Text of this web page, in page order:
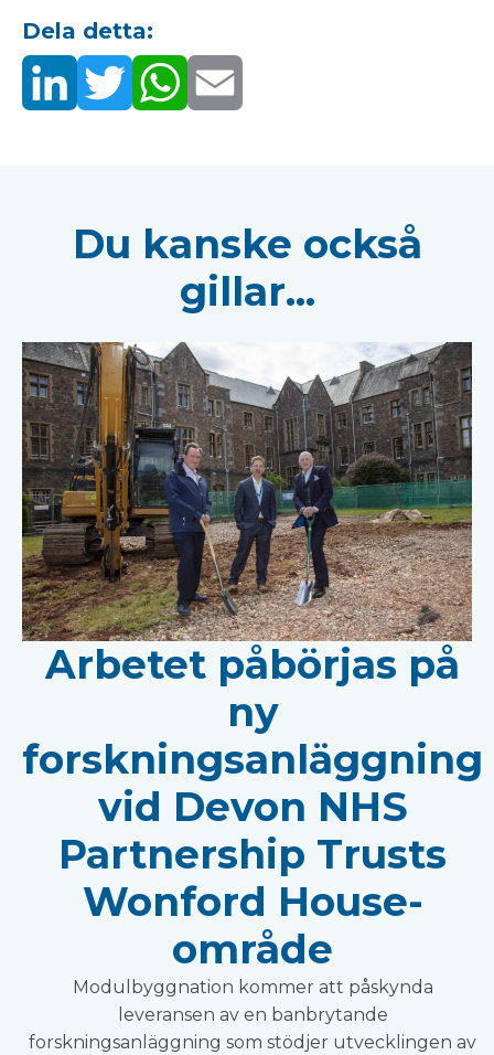
Dela detta:
Du kanske också
gillar...
Arbetet påbörjas på
ny
forskningsanläggning
vid Devon NHS
Partnership Trusts
Wonford House-
område
Modulbyggnation kommer att påskynda
leveransen av en banbrytande
forskningsanläggning som stödjer utvecklingen av